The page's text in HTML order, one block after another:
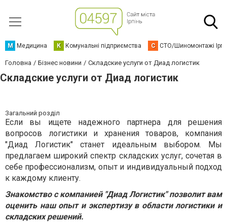
М Медицина К Комунальні підприємства С СТО/Шиномонтажі
Головна Бізнес новини Складские услуги от Диад логистик
Складские услуги от Диад логистик
Загальний розділ
Если вы ищете надежного партнера для решения
вопросов логистики и хранения товаров, компания
"Диад Логистик" станет идеальным выбором. Мы
предлагаем широкий спектр складских услуг, сочетая в
себе профессионализм, опыт и индивидуальный подход
к каждому клиенту.
Знакомство с компанией "Диад Логистик" позволит вам
оценить наш опыт и экспертизу в области логистики и
складских решений.